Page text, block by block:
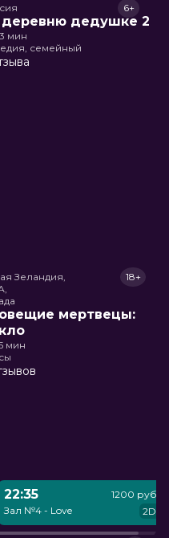
деревню дедушке 2
6+
мин
семейный
Зеландия,
мертвецы:
18+
мин
22:35
Зал №4 - Love
1200 руб.
2D